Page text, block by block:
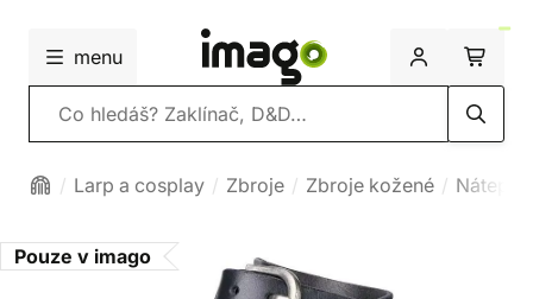
menu
Vyhledávání
Larp a cosplay Zbroje Zbroje kožené
Pouze v imago